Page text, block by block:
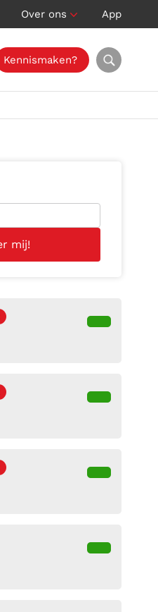
Over ons App
Kennismaken?